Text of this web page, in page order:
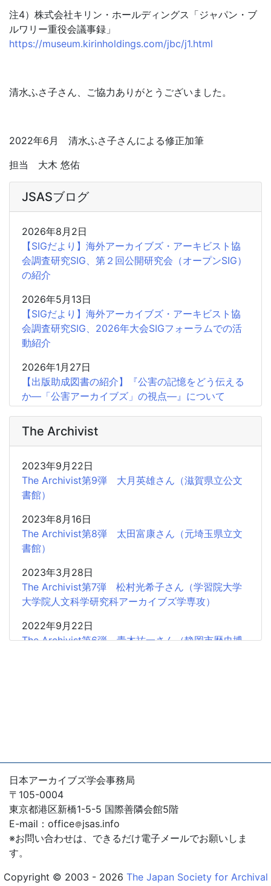
注4）株式会社キリン・ホールディングス「ジャパン・ブ
ルワリー重役会議事録」
https://museum.kirinholdings.com/jbc/j1.html
清水ふさ子さん、ご協力ありがとうございました。
2022年6月 清水ふさ子さんによる修正加筆
担当 大木 悠佑
JSASブログ
2026年8月2日
【SIGだより】海外アーカイブズ・アーキビスト協
会調査研究SIG、第２回公開研究会（オープンSIG）
の紹介
2026年5月13日
【SIGだより】海外アーカイブズ・アーキビスト協
会調査研究SIG、2026年大会SIGフォーラムでの活
動紹介
2026年1月27日
【出版助成図書の紹介】『公害の記憶をどう伝える
か―「公害アーカイブズ」の視点―』について
2025年5月3日
【SIGだより】公害アーカイブズに関する研究
SIG――2年間の活動を終えて
2024年12月26日
【SIGだより】パブリックドメインで利用できる
『教材等』の整備をめざして
2023年12月4日
【出版助成図書の紹介】『無声映画入門：調査、研
究、キュレーターシップ』（美学出版 2023）につ
いて
2023年11月21日
【学会認定SIG・広報協力】教材等研究SIG（シグ）
参加のお誘い
書館）
2023年3月28日
The Archivist第7弾 松村光希子さん（学習院大学
大学院人文科学研究科アーカイブズ学専攻）
The Archivist第6弾 青木祐一さん（静岡市歴史博
The Archivist
2023年9月22日
The Archivist第9弾 大月英雄さん（滋賀県立公文
書館）
2023年8月16日
The Archivist第8弾 太田富康さん（元埼玉県立文
書館）
2023年3月28日
The Archivist第7弾 松村光希子さん（学習院大学
大学院人文科学研究科アーカイブズ学専攻）
2022年9月22日
The Archivist第6弾 青木祐一さん（静岡市歴史博
カイブズ工房代表）
2021年7月29日
The Archivist第3弾 蓮沼素子さん（大仙市アーカ
イブズ）
2021年4月22日
日本アーカイブズ学会事務局
〒105-0004
東京都港区新橋1-5-5 国際善隣会館5階
E-mail：office
jsas.info
※お問い合わせは、できるだけ電子メールでお願いしま
す。
Copyright © 2003 - 2026 The Japan Society for Archival